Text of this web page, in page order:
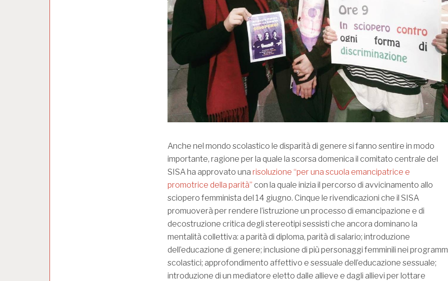
Anche nel mondo scolastico le disparità di genere si fanno sentire in modo
importante, ragione per la quale la scorsa domenica il comitato centrale del
SISA ha approvato una risoluzione “per una scuola emancipatrice e
promotrice della parità” con la quale inizia il percorso di avvicinamento allo
sciopero femminista del 14 giugno. Cinque le rivendicazioni che il SISA
promuoverà per rendere l’istruzione un processo di emancipazione e di
decostruzione critica degli stereotipi sessisti che ancora dominano la
mentalità collettiva: a parità di diploma, parità di salario; introduzione
dell’educazione di genere; inclusione di più personaggi femminili nei
scolastici; approfondimento affettivo e sessuale dell’educazione sessuale;
introduzione di un mediatore eletto dalle allieve e dagli allievi per lottare